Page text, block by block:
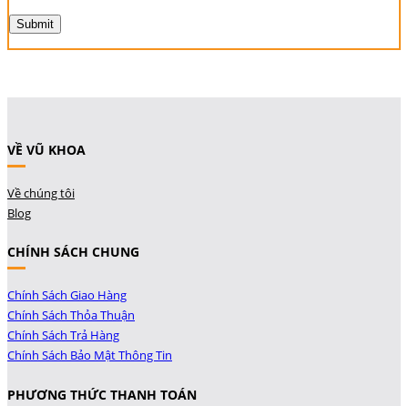
VỀ VŨ KHOA
Về chúng tôi
Blog
CHÍNH SÁCH CHUNG
Chính Sách Giao Hàng
Chính Sách Thỏa Thuận
Chính Sách Trả Hàng
Chính Sách Bảo Mật Thông Tin
PHƯƠNG THỨC THANH TOÁN